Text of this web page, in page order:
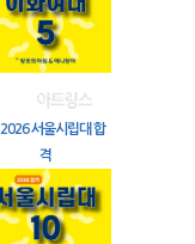
2026 서울시립대 합
격